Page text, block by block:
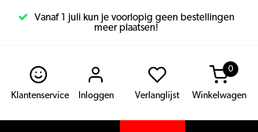
Vanaf 1 juli kun je voorlopig geen bestellingen
meer plaatsen!
Klantenservice Inloggen Verlanglijst Winkelwagen
0